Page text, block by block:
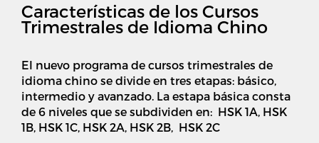
Características de los Cursos
Trimestrales de Idioma Chino
El nuevo programa de cursos trimestrales de
idioma chino se divide en tres etapas: básico,
intermedio y avanzado. La estapa básica consta
de 6 niveles que se subdividen en: HSK 1A, HSK
1B, HSK 1C, HSK 2A, HSK 2B, HSK 2C